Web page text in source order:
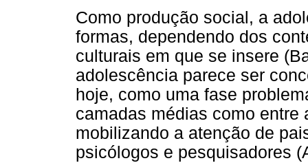
Como produção social, a
formas, dependendo dos
culturais em que se insere
adolescência parece ser
hoje, como uma fase
camadas médias como
mobilizando a atenção de
psicólogos e pesquisadores